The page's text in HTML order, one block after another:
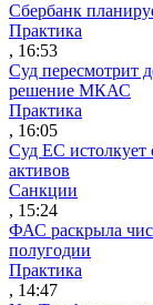
Сбербанк
Практика
, 16:53
Суд пересмотрит
решение МКАС
Практика
, 16:05
Суд ЕС истолкует
активов
Санкции
, 15:24
ФАС раскрыла
полугодии
Практика
, 14:47